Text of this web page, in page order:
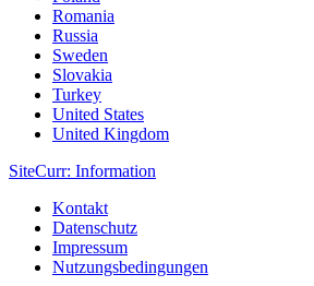
Romania
Russia
Sweden
Slovakia
Turkey
United States
United Kingdom
SiteCurr: Information
Kontakt
Datenschutz
Impressum
Nutzungsbedingungen